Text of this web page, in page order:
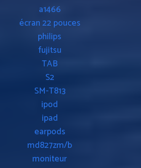
a1466
écran 22 pouces
philips
fujitsu
TAB
S2
SM-T813
ipod
ipad
earpods
md827zm/b
moniteur